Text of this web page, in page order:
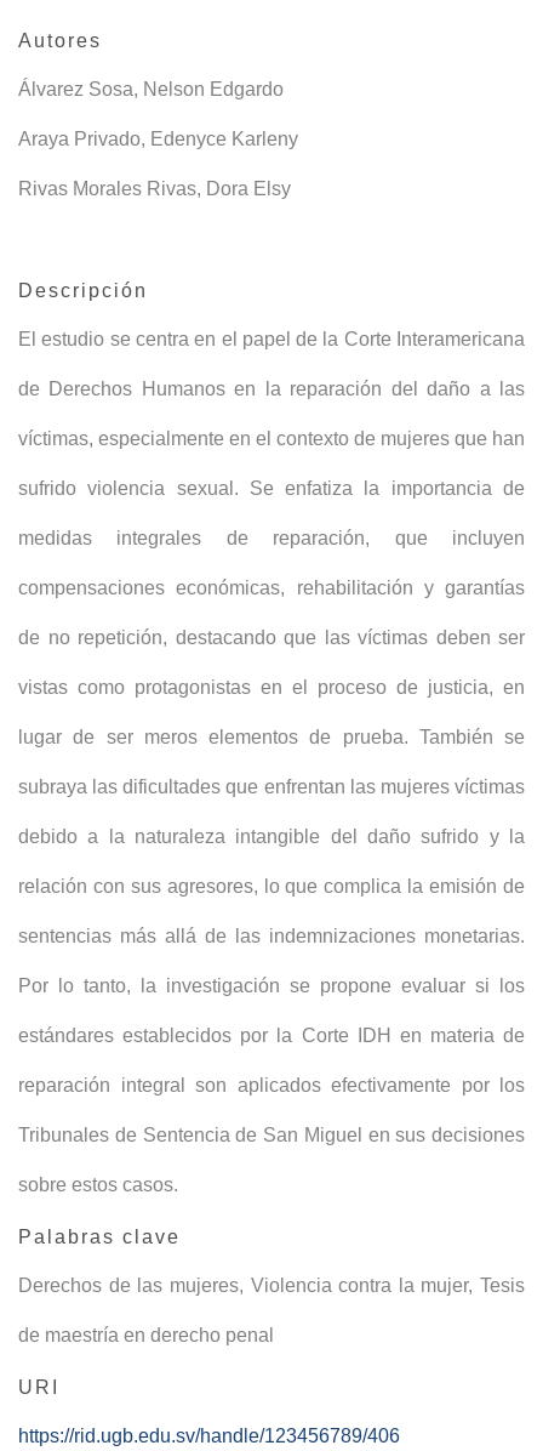
Autores
Álvarez Sosa, Nelson Edgardo
Araya Privado, Edenyce Karleny
Rivas Morales Rivas, Dora Elsy
Descripción
El estudio se centra en el papel de la Corte Interamericana
de Derechos Humanos en la reparación del daño a las
víctimas, especialmente en el contexto de mujeres que han
sufrido violencia sexual. Se enfatiza la importancia de
medidas integrales de reparación, que incluyen
compensaciones económicas, rehabilitación y garantías
de no repetición, destacando que las víctimas deben ser
vistas como protagonistas en el proceso de justicia, en
lugar de ser meros elementos de prueba. También se
subraya las dificultades que enfrentan las mujeres víctimas
debido a la naturaleza intangible del daño sufrido y la
relación con sus agresores, lo que complica la emisión de
sentencias más allá de las indemnizaciones monetarias.
Por lo tanto, la investigación se propone evaluar si los
estándares establecidos por la Corte IDH en materia de
reparación integral son aplicados efectivamente por los
Tribunales de Sentencia de San Miguel en sus decisiones
sobre estos casos.
Palabras clave
Derechos de las mujeres, Violencia contra la mujer, Tesis
de maestría en derecho penal
URI
https://rid.ugb.edu.sv/handle/123456789/406